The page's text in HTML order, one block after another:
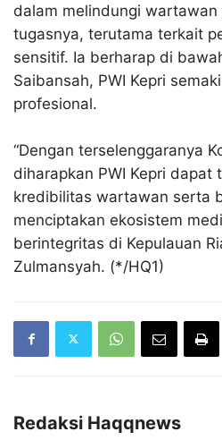
dalam melindungi wartawan
tugasnya, terutama terkait
sensitif. Ia berharap di
Saibansah, PWI Kepri
profesional.
“Dengan terselenggaranya
diharapkan PWI Kepri dapat
kredibilitas wartawan serta
menciptakan ekosistem
berintegritas di Kepulauan
Zulmansyah. (*/HQ1)
Redaksi Haqqnews